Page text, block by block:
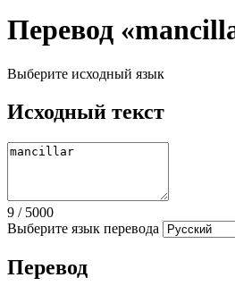
Перевод
Выберите исходный язык
Исходный текст
9 / 5000
Выберите язык перевода
Перевод